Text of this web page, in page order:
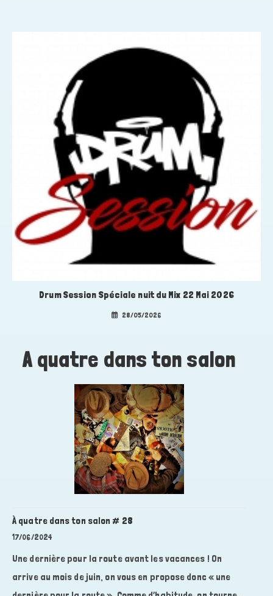
Drum Session Spéciale nuit du Mix 22 Mai 2026
28/05/2026
A quatre dans ton salon
À quatre dans ton salon # 28
17/06/2024
Une dernière pour la route avant les vacances ! On
arrive au mois de juin, on vous en propose donc « une